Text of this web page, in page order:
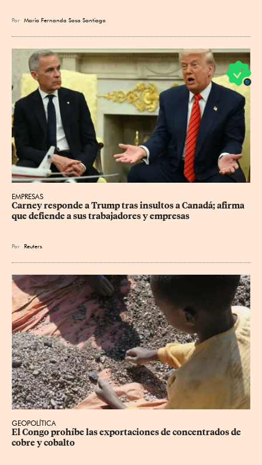
Por María Fernanda Sosa Santiago
EMPRESAS
Carney responde a Trump tras insultos a Canadá; afirma
que defiende a sus trabajadores y empresas
Por Reuters
GEOPOLÍTICA
El Congo prohíbe las exportaciones de concentrados de
cobre y cobalto